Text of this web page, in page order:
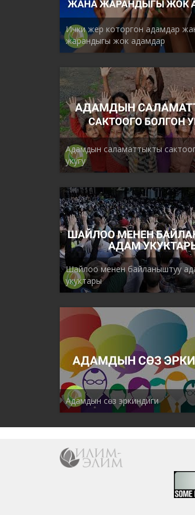
Ички жер которгон адамдар
жарандыгы жок адамдар
Адамдын саламаттыкты
укугу
Шайлоо менен байланыштуу
укуктары
Адамдын сөз эркиндиги